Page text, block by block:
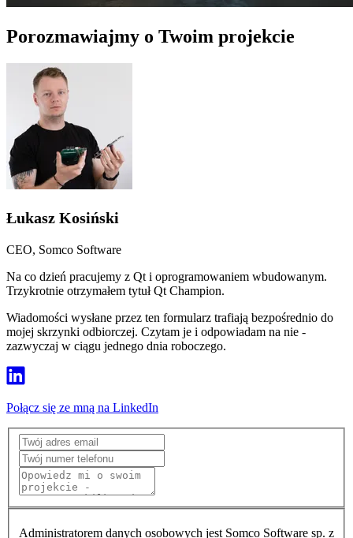
Porozmawiajmy o Twoim projekcie
Łukasz Kosiński
CEO, Somco Software
Na co dzień pracujemy z Qt i oprogramowaniem wbudowanym.
Trzykrotnie otrzymałem tytuł Qt Champion.
Wiadomości wysłane przez ten formularz trafiają bezpośrednio do
mojej skrzynki odbiorczej. Czytam je i odpowiadam na nie -
zazwyczaj w ciągu jednego dnia roboczego.
Połącz się ze mną na LinkedIn
Administratorem danych osobowych jest Somco Software sp. z